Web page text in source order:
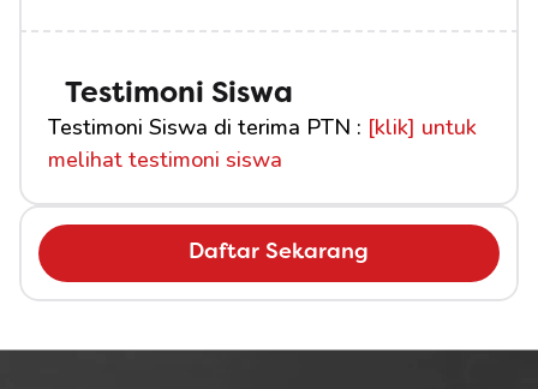
Daftar Sekarang
Testimoni Siswa
Testimoni Siswa di terima PTN : [klik] untuk
melihat testimoni siswa